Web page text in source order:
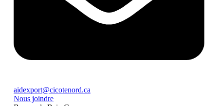
aidexport@cicotenord.ca
Nous joindre